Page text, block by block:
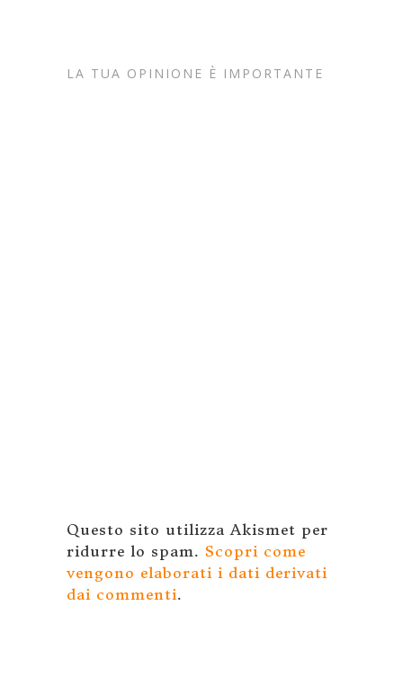
LA TUA OPINIONE È IMPORTANTE
Questo sito utilizza Akismet per
ridurre lo spam. Scopri come
vengono elaborati i dati derivati
dai commenti.